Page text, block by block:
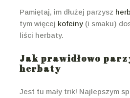
Pamiętaj, im dłużej parzysz
tym więcej kofeiny (i smaku)
liści herbaty.
Jak prawidłowo
herbaty
Jest tu mały trik! Najlepszym